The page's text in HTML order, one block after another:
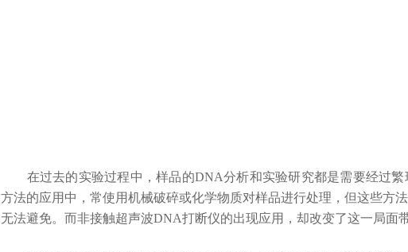
在过去的实验过程中，样品的DNA分析和实验研究都是需要经过繁
方法的应用中，常使用机械破碎或化学物质对样品进行处理，但这些方
无法避免。而非接触超声波DNA打断仪的出现应用，却改变了这一局面